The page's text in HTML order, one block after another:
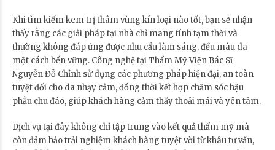
Khi tìm kiếm kem trị thâm vùng kín loại nào tốt, bạn sẽ nhận
thấy rằng các giải pháp tại nhà chỉ mang tính tạm thời và
thường không đáp ứng được nhu cầu làm sáng, đều màu da
một cách bền vững. Công nghệ tại Thẩm Mỹ Viện Bác Sĩ
Nguyễn Đỗ Chỉnh sử dụng các phương pháp hiện đại, an toàn
tuyệt đối cho da nhạy cảm, đồng thời kết hợp chăm sóc hậu
phẫu chu đáo, giúp khách hàng cảm thấy thoải mái và yên tâm.
Dịch vụ tại đây không chỉ tập trung vào kết quả thẩm mỹ mà
còn đảm bảo trải nghiệm khách hàng tuyệt vời từ khâu tư vấn,